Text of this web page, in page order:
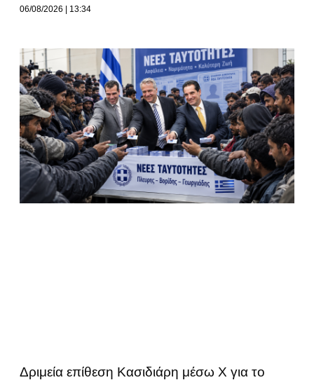
06/08/2026 13:34
Δριμεία επίθεση Κασιδιάρη μέσω Χ για το